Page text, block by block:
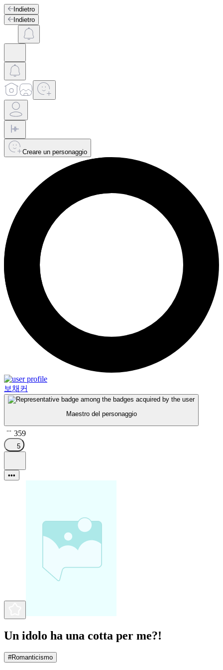
Indietro
Indietro
Creare un personaggio
보채커
Maestro del personaggio
359
5
•••
Un idolo ha una cotta per me?!
#Romanticismo